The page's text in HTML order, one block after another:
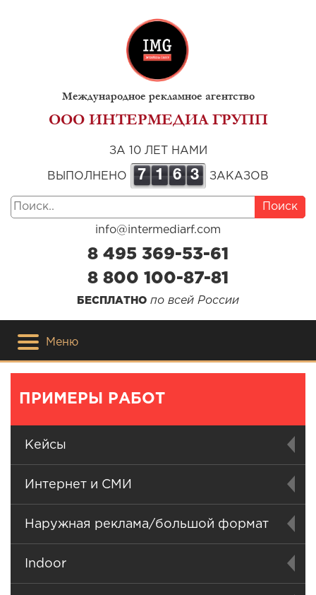
Международное рекламное агентство
ООО ИНТЕРМЕДИА ГРУПП
ЗА 10 ЛЕТ НАМИ
ВЫПОЛНЕНО 7 1 6 3 ЗАКАЗОВ
Поиск
info@intermediarf.com
8 495 369-53-61
8 800 100-87-81
БЕСПЛАТНО по всей России
Меню
ПРИМЕРЫ РАБОТ
Кейсы
Интернет и СМИ
Наружная реклама/большой формат
Indoor